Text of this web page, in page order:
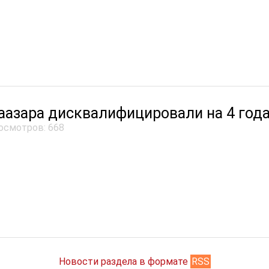
дисквалифицировали на 4
668
Новости раздела в формате RSS